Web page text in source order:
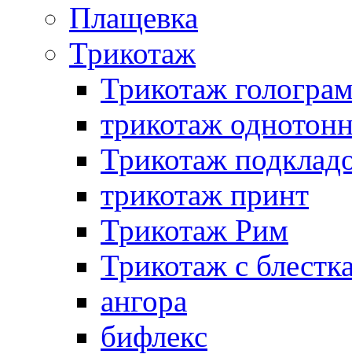
Плащевка
Трикотаж
Трикотаж
трикотаж
Трикотаж
трикотаж принт
Трикотаж Рим
Трикотаж с
ангора
бифлекс